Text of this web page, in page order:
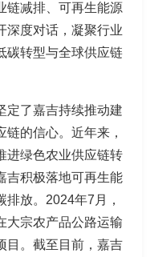
链减排、可再生能源
深度对话，凝聚行业
碳转型与全球供应链
定了嘉吉持续推动建
的信心。近年来，
进绿色农业供应链转
吉积极落地可再生能
放。2024年7月，
大宗农产品公路运输
目。截至目前，嘉吉